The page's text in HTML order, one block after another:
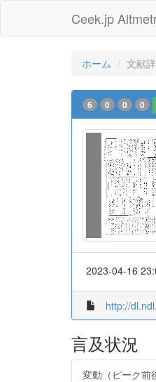
Ceek.jp
ホーム 文献
6 0 0 0
2023-04-16
http://
言及状況
変動（ピーク前